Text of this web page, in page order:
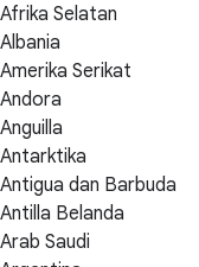
Afrika Selatan
Albania
Amerika Serikat
Andora
Anguilla
Antarktika
Antigua dan Barbuda
Antilla Belanda
Arab Saudi